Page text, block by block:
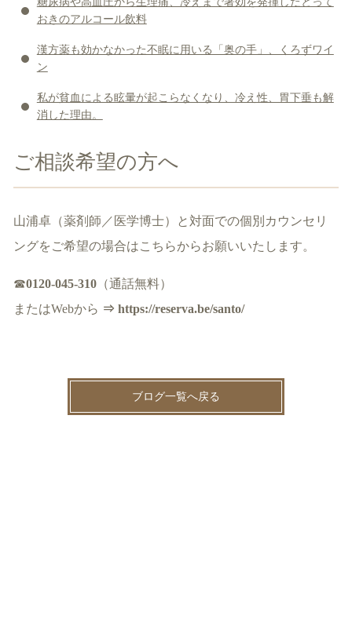
おきのアルコール飲料
漢方薬も効かなかった不眠に用いる「奥の手」、くろずワイ
ン
私が貧血による眩暈が起こらなくなり、冷え性、胃下垂も解
消した理由。
ご相談希望の方へ
山浦卓（薬剤師／医学博士）と対面での個別カウンセリ
ングをご希望の場合はこちらからお願いいたします。
☎0120-045-310（通話無料）
またはWebから ⇒ https://reserva.be/santo/
ブログ一覧へ戻る